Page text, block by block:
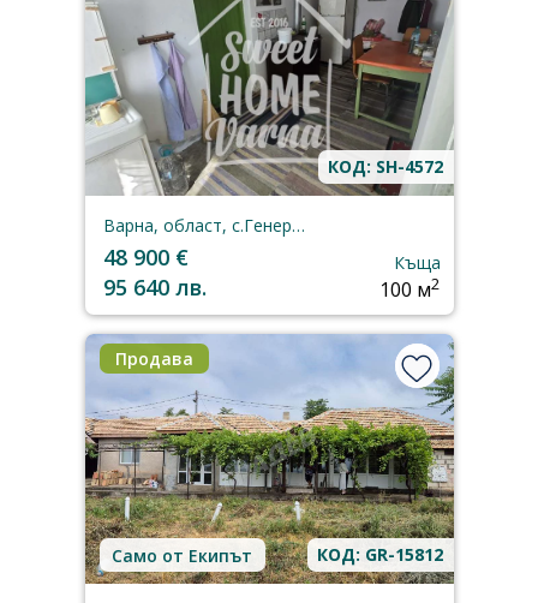
КОД: SH-4572
Варна, област, с.Генерал-Киселово
48 900 €
95 640 лв.
Къща
100 м2
Продава
Само от Екипът КОД: GR-15812